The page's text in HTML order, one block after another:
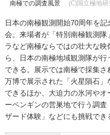
南極での調査風景 (C)国立極地研
日本の南極観測開始70周年を
会。来場者が「特別南極観測
ラなど南極ならではの壮大な
ら、日本の南極地域観測隊が
できる。展示では南極で採集
万博で展示された「火星隕石
できるほか、大迫力の氷河や
ーペンギンの営巣地で行う調
ザード体験」などにも挑戦でき